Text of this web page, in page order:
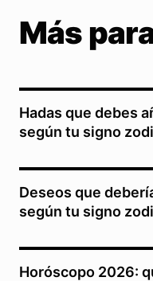
Más
Hadas que debes
según tu signo
Deseos que
según tu signo
Horóscopo 2026: